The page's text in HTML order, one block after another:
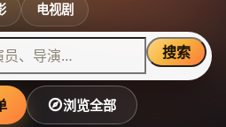
电视剧
搜索
浏览全部